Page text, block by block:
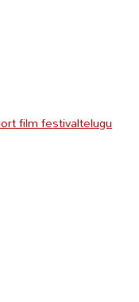
film festivaltelugu